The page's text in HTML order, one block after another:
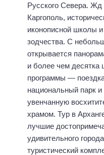
Русского Севера. Жд
Каргополь,
иконописной школы
зодчества. С
открывается
и более чем десятка
программы —
национальный парк
увенчанную
храмом. Тур в
лучшие
удивительного
туристический